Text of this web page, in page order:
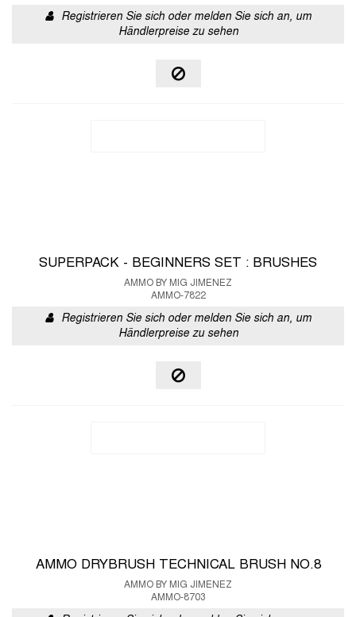
Registrieren Sie sich oder melden Sie sich an, um
Händlerpreise zu sehen
SUPERPACK - BEGINNERS SET : BRUSHES
AMMO BY MIG JIMENEZ
AMMO-7822
Registrieren Sie sich oder melden Sie sich an, um
Händlerpreise zu sehen
AMMO DRYBRUSH TECHNICAL BRUSH NO.8
AMMO BY MIG JIMENEZ
AMMO-8703